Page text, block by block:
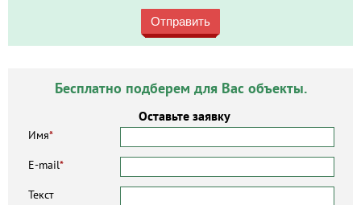
Отправить
Бесплатно подберем для Вас объекты.
Оставьте заявку
Имя*
E-mail*
Текст